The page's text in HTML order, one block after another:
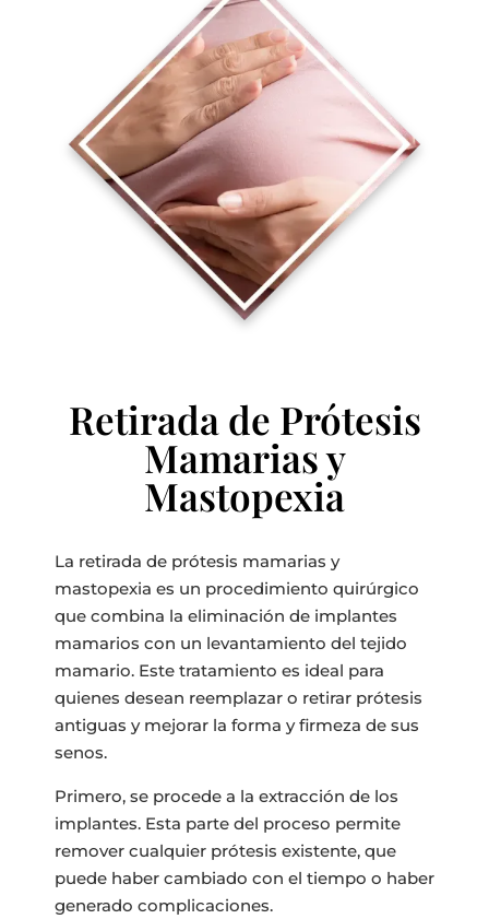
Retirada de Prótesis
Mamarias y
Mastopexia
La retirada de prótesis mamarias y
mastopexia es un procedimiento quirúrgico
que combina la eliminación de implantes
mamarios con un levantamiento del tejido
mamario. Este tratamiento es ideal para
quienes desean reemplazar o retirar prótesis
antiguas y mejorar la forma y firmeza de sus
senos.
Primero, se procede a la extracción de los
implantes. Esta parte del proceso permite
remover cualquier prótesis existente, que
puede haber cambiado con el tiempo o haber
generado complicaciones.